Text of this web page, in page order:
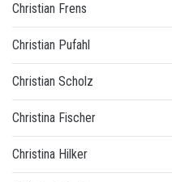
Christian Frens
Christian Pufahl
Christian Scholz
Christina Fischer
Christina Hilker